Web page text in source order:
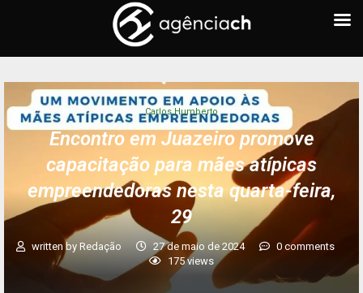
Carlos Humberto
Encontro em Juazeiro promove
capacitação para mães atípicas
empreendedoras nesta quarta-feira,
29
written by Redação 27 de maio de 2024
0 comments
175views